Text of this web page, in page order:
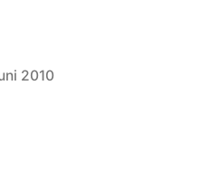
2010